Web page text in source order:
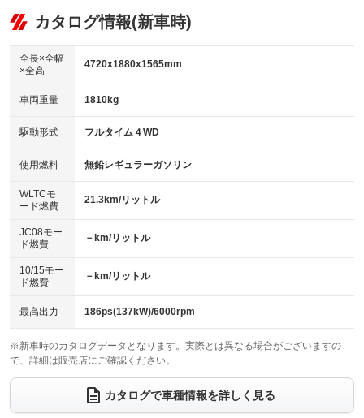
リフトアップ
：装備なし
：装備なし
パワーウィンドウ
アイドリングストップ
：装備あり
USB入力端子
：装備あり
100V電源
：装備あり
センターデフロック
：装備なし
電動格納ミラー
：装備あり
ビジュアル
：装備なし
：装備あり
革シート
キーレス
HID(キセノンライト)
：装備なし
バックカメラ
：装備あり
エアロ
：装備なし
：装備なし
パワーシート
ベンチシート
：装備なし
チップアップシート
：装備なし
：装備なし ：装備あり
ウォークスルー
：装備なし
電動リアゲート フロントカメラ
：装備なし
カタログ情報(新車時)
全長×全幅
×全高
4720x1880x1565mm
車両重量 1810kg
駆動形式 フルタイム４WD
使用燃料 無鉛レギュラーガソリン
WLTCモ
ード燃費
21.3km/リットル
JC08モー
ド燃費
－km/リットル
10/15モー
ド燃費
－km/リットル
最高出力 186ps(137kW)/6000rpm
※新車時のカタログデータとなります。実際とは異なる場合がございますの
で、詳細は販売店にご確認ください。
カタログで車種情報を詳しく見る